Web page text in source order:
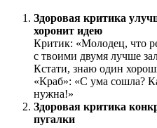
Здоровая критика
хоронит идею
Критик: «Молодец, что
с твоими двумя лучше
Кстати, знаю один
«Краб»: «С ума сошла?
нужна!»
Здоровая критика
пугалки